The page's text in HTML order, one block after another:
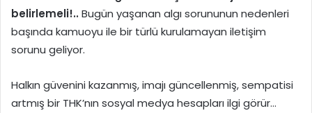
belirlemeli!.. Bugün yaşanan algı sorununun nedenleri
başında kamuoyu ile bir türlü kurulamayan iletişim
sorunu geliyor.
Halkın güvenini kazanmış, imajı güncellenmiş, sempatisi
artmış bir THK’nın sosyal medya hesapları ilgi görür…